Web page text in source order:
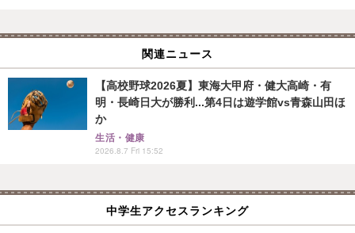
関連ニュース
【高校野球2026夏】東海大甲府・健大高崎・有
明・長崎日大が勝利...第4日は遊学館vs青森山田ほ
か
生活・健康
2026.8.7 Fri 15:52
中学生アクセスランキング